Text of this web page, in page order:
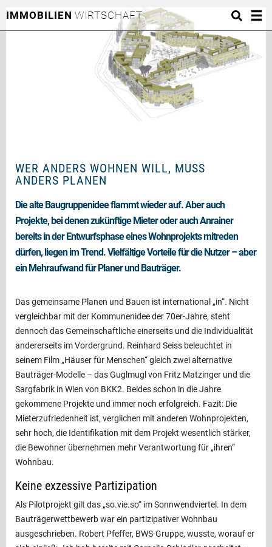
IMMOBILIEN WIRTSCHAFT
WER ANDERS WOHNEN WILL, MUSS
ANDERS PLANEN
Die alte Baugruppenidee flammt wieder auf. Aber auch
Projekte, bei denen zukünftige Mieter oder auch Anrainer
bereits in der Entwurfsphase eines Wohnprojekts mitreden
dürfen, liegen im Trend. Vielfältige Vorteile für die Nutzer – aber
ein Mehraufwand für Planer und Bauträger.
Das gemeinsame Planen und Bauen ist international „in“. Nicht
vergleichbar mit der Kommunenidee der 70er-Jahre, steht
dennoch das Gemeinschaftliche einerseits und die Individualität
andererseits im Vordergrund. Reinhard Seiss beleuchtet in
seinem Film „Häuser für Menschen“ gleich zwei alternative
Bauträger-Modelle – das Guglmugl von Fritz Matzinger und die
Sargfabrik in Wien von BKK2. Beides schon in die Jahre
gekommene Projekte und immer noch erfolgreich. Fazit: Die
Mieterzufriedenheit ist, verglichen mit anderen Wohnprojekten,
sehr hoch, die Identifikation mit dem Projekt wesentlich stärker,
die Bewohner übernehmen mehr Verantwortung für „ihren“
Wohnbau.
Keine exzessive Partizipation
Als Pilotprojekt gilt das „so.vie.so“ im Sonnwendviertel. In dem
Bauträgerwettbewerb war ein partizipativer Wohnbau
ausgeschrieben. Robert Pfeffer, BWS-­Gruppe, wusste, worauf er